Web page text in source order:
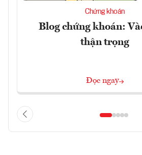
Chứng khoán
Blog chứng khoán:
thận trọng
Đọc ngay